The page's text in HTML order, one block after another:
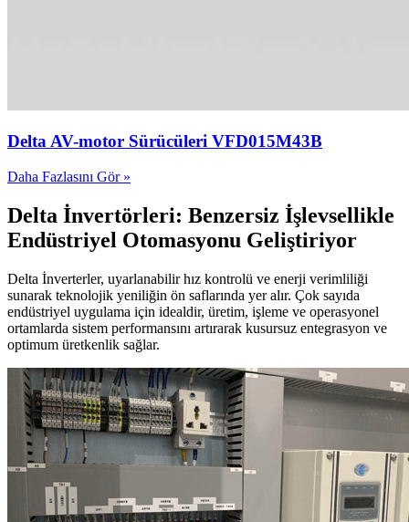
Delta AV-motor Sürücüleri VFD015M43B
Daha Fazlasını Gör »
Delta İnvertörleri: Benzersiz İşlevsellikle
Endüstriyel Otomasyonu Geliştiriyor
Delta İnverterler, uyarlanabilir hız kontrolü ve enerji verimliliği
sunarak teknolojik yeniliğin ön saflarında yer alır. Çok sayıda
endüstriyel uygulama için idealdir, üretim, işleme ve operasyonel
ortamlarda sistem performansını artırarak kusursuz entegrasyon ve
optimum üretkenlik sağlar.